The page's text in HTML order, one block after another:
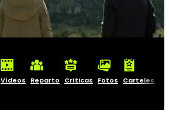
Vídeos Reparto Críticas Fotos Carteles